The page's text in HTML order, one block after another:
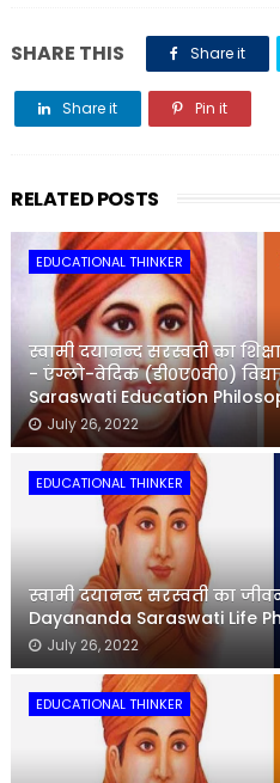
SHARE THIS Share it
Share it Pin it
RELATED POSTS
EDUCATIONAL THINKER
स्वामी दयानन्द सरस्वती का
- एंग्लो-वेदिक (डी०ए०वी०)
Saraswati Education
July 26, 2022
EDUCATIONAL THINKER
स्वामी दयानन्द सरस्वती का
Dayananda Saraswati Life
July 26, 2022
EDUCATIONAL THINKER